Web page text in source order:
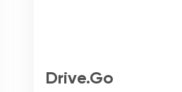
Drive.Go